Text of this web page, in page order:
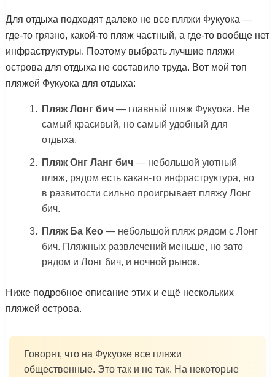
Для отдыха подходят далеко не все пляжи Фукуока —
где-то грязно, какой-то пляж частный, а где-то вообще нет
инфраструктуры. Поэтому выбрать лучшие пляжи
острова для отдыха не составило труда. Вот мой топ
пляжей Фукуока для отдыха:
Пляж Лонг бич— главный пляж Фукуока. Не
самый красивый, но самый удобный для
отдыха.
Пляж Онг Ланг бич— небольшой уютный
пляж, рядом есть какая-то инфраструктура, но
в развитости сильно проигрывает пляжу Лонг
бич.
Пляж Ба Кео— небольшой пляж рядом с Лонг
бич. Пляжных развлечений меньше, но зато
рядом и Лонг бич, и ночной рынок.
Ниже подробное описание этих и ещё нескольких
пляжей острова.
Говорят, что на Фукуоке все пляжи
общественные. Это так и не так. На некоторые